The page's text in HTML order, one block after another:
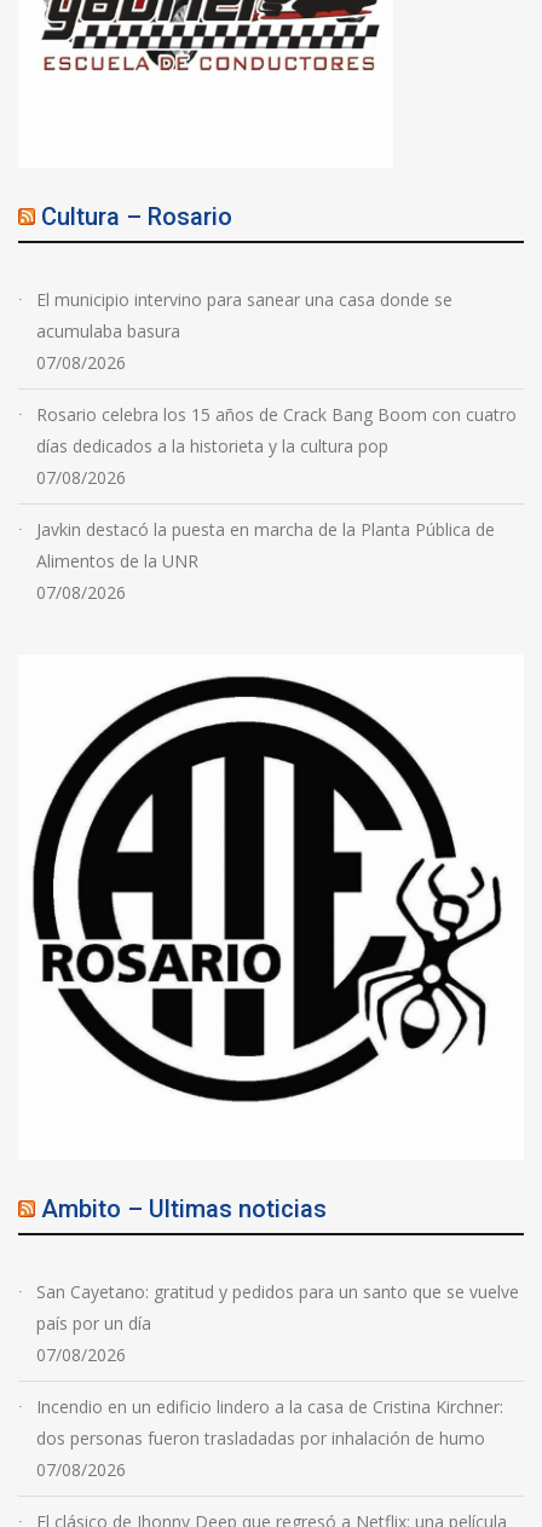
Cultura – Rosario
El municipio intervino para sanear una casa donde se
acumulaba basura
07/08/2026
Rosario celebra los 15 años de Crack Bang Boom con cuatro
días dedicados a la historieta y la cultura pop
07/08/2026
Javkin destacó la puesta en marcha de la Planta Pública de
Alimentos de la UNR
07/08/2026
Ambito – Ultimas noticias
San Cayetano: gratitud y pedidos para un santo que se vuelve
país por un día
07/08/2026
Incendio en un edificio lindero a la casa de Cristina Kirchner:
dos personas fueron trasladadas por inhalación de humo
07/08/2026
El clásico de Jhonny Deep que regresó a Netflix: una película